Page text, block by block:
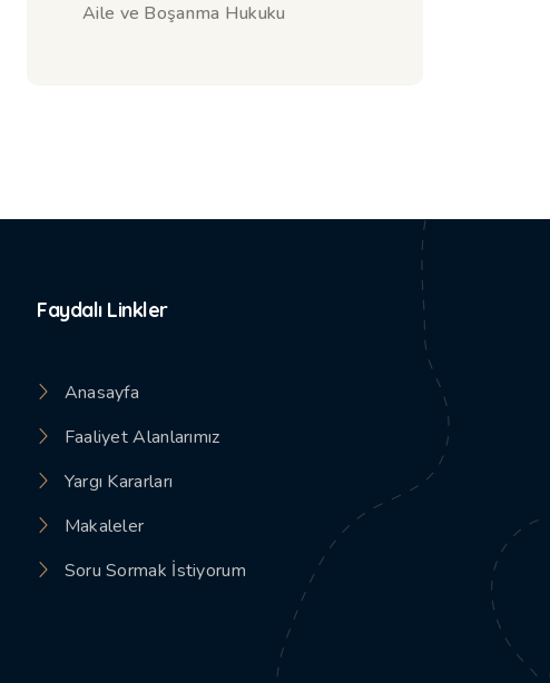
Aile ve Boşanma Hukuku
Faydalı Linkler
Anasayfa
Faaliyet Alanlarımız
Yargı Kararları
Makaleler
Soru Sormak İstiyorum